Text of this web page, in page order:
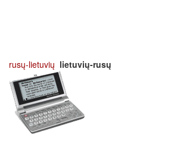
rusų-lietuvių lietuvių-rusų